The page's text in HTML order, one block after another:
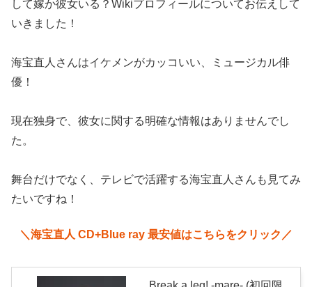
して嫁か彼女いる？Wikiプロフィールについてお伝えして
いきました！
海宝直人さんはイケメンがカッコいい、ミュージカル俳
優！
現在独身で、彼女に関する明確な情報はありませんでし
た。
舞台だけでなく、テレビで活躍する海宝直人さんも見てみ
たいですね！
＼海宝直人 CD+Blue ray 最安値はこちらをクリック／